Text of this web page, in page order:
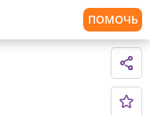
ПОМОЧЬ